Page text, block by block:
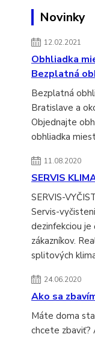
Novinky
12.02.2021
Obhliadka
Bezplatná
Bezplatná
Bratislave a
Objednajte
obhliadka
11.08.2020
SERVIS
SERVIS-
Servis-
dezinfekciou je
zákazníkov.
splitových
24.06.2020
Ako sa
Máte doma
chcete zbaviť?